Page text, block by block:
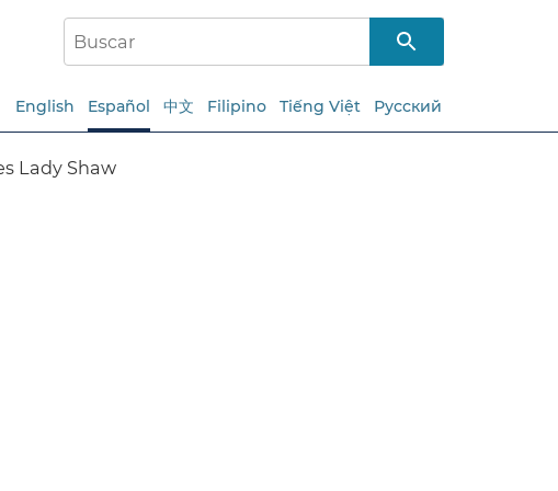
English Español 中文 Filipino Tiếng Việt Русский
Lady Shaw​​